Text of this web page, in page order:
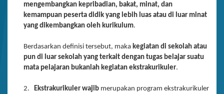
mengembangkan kepribadian, bakat, minat, dan
kemampuan peserta didik yang lebih luas atau di luar minat
yang dikembangkan oleh kurikulum.
Berdasarkan definisi tersebut, maka kegiatan di sekolah atau
pun di luar sekolah yang terkait dengan tugas belajar suatu
mata pelajaran bukanlah kegiatan ekstrakurikuler.
2. Ekstrakurikuler wajibmerupakan program ekstrakurikuler